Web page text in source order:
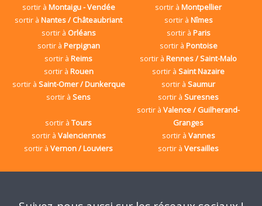
sortir à Montaigu - Vendée sortir àMontpellier
sortir àNantes / Châteaubriant sortir à Nîmes
sortir à Orléans sortir à Paris
sortir à Perpignan sortir à Pontoise
sortir àReims sortir àRennes / Saint-Malo
sortir à Rouen sortir àSaint Nazaire
sortir à Saint-Omer / Dunkerque sortir àSaumur
sortir àSens sortir àSuresnes
sortir àTours
sortir àValence / Guilherand-
Granges
sortir à Valenciennes sortir à Vannes
sortir àVernon / Louviers sortir àVersailles